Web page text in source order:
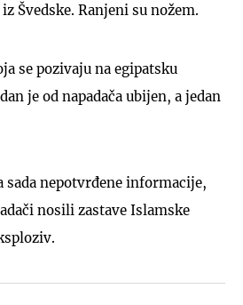
iz Švedske. Ranjeni su nožem.
se pozivaju na egipatsku
je od napadača ubijen, a jedan
sada nepotvrđene informacije,
nosili zastave Islamske